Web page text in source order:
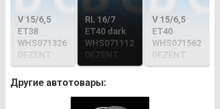
V 15/6,5
ET38
WHS071326
DEZENT
RL 16/7
ET40 dark
WHS071112
DEZENT
V 15/6,5
ET40
WHS071562
DEZENT
Другие автотовары: